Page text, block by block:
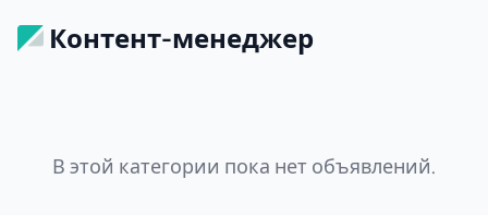
Контент-менеджер
В этой категории пока нет объявлений.